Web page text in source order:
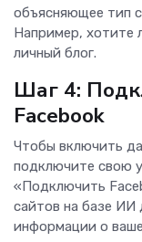
объясняющее тип
Например, хотите
личный блог.
Шаг 4:
Facebook
Чтобы включить
подключите свою
«Подключить
сайтов на базе ИИ
информации о